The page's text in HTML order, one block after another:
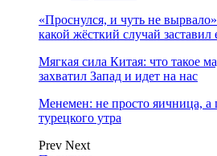
«Проснулся, и чуть не
какой жёсткий случай
Мягкая сила Китая: что такое
захватил Запад и идет на нас
Менемен: не просто яичница, а
турецкого утра
Prev Next